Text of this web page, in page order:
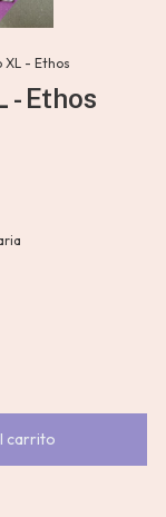
- Ethos
Ethos